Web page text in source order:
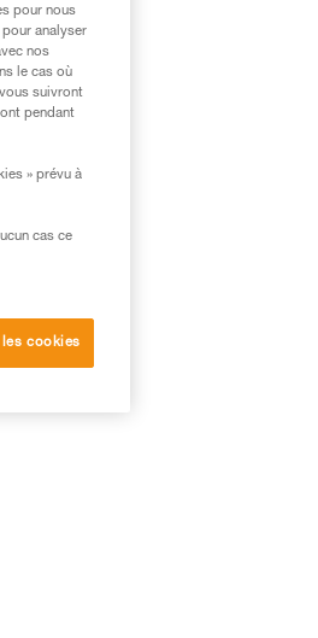
pour nous
analyser
nos
le cas où
suivront
pendant
» prévu à
cas ce
cookies